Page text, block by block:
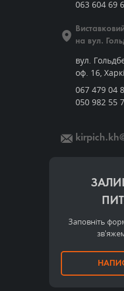
063 604 69
на вул.
вул.
оф. 16,
067 479 04
050 982 55
Заповніть